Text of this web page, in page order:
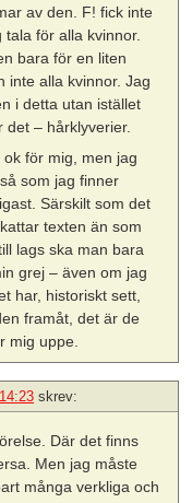
av den. F! fick inte
för alla kvinnor.
bara för en liten
inte alla kvinnor. Jag
i detta utan istället
det – hårklyverier.
för mig, men jag
som jag finner
Särskilt som det
texten än som
lags ska man bara
grej – även om jag
har, historiskt sett,
framåt, det är de
mig uppe.
skrev:
Där det finns
Men jag måste
många verkliga och